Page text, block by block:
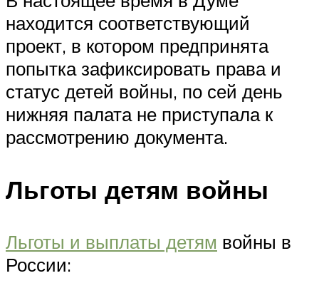
находится соответствующий
проект, в котором предпринята
попытка зафиксировать права и
статус детей войны, по сей день
нижняя палата не приступала к
рассмотрению документа.
Льготы детям войны
Льготы и выплаты детям войны в
России: